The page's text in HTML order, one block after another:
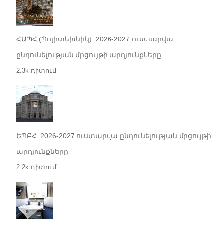
ՀԱՊՀ (Պոլիտեխնիկ). 2026-2027 ուստարվա
ընդունելության մրցույթի արդյունքները
2.3k դիտում
ԵՊԲՀ. 2026-2027 ուստարվա ընդունելության մրցույթի
արդյունքները
2.2k դիտում